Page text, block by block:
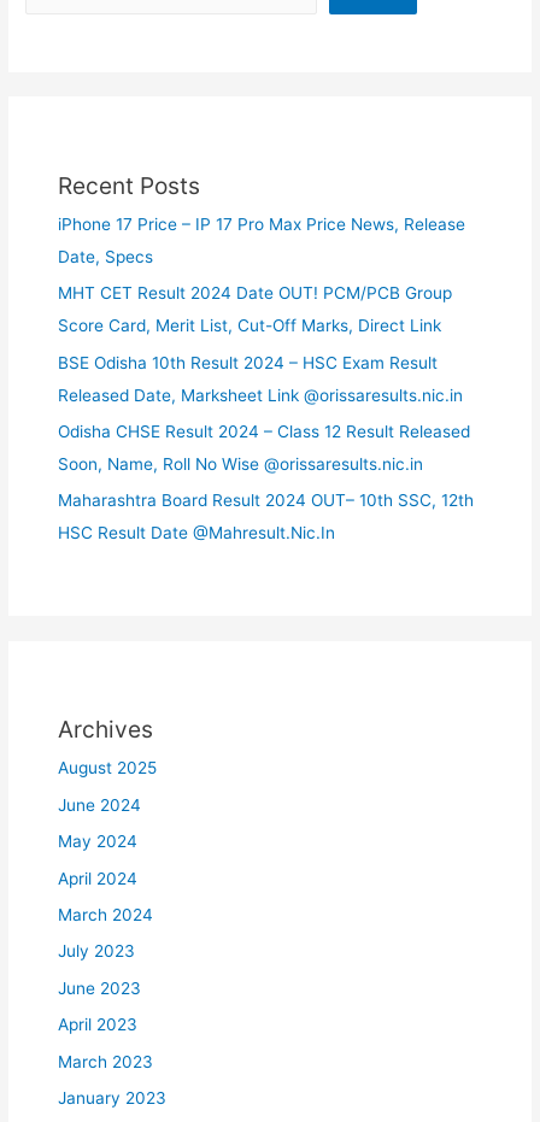
Recent Posts
iPhone 17 Price – IP 17 Pro Max Price News, Release
Date, Specs
MHT CET Result 2024 Date OUT! PCM/PCB Group
Score Card, Merit List, Cut-Off Marks, Direct Link
BSE Odisha 10th Result 2024 – HSC Exam Result
Released Date, Marksheet Link @orissaresults.nic.in
Odisha CHSE Result 2024 – Class 12 Result Released
Soon, Name, Roll No Wise @orissaresults.nic.in
Maharashtra Board Result 2024 OUT– 10th SSC, 12th
HSC Result Date @Mahresult.Nic.In
Archives
August 2025
June 2024
May 2024
April 2024
March 2024
July 2023
June 2023
April 2023
March 2023
January 2023